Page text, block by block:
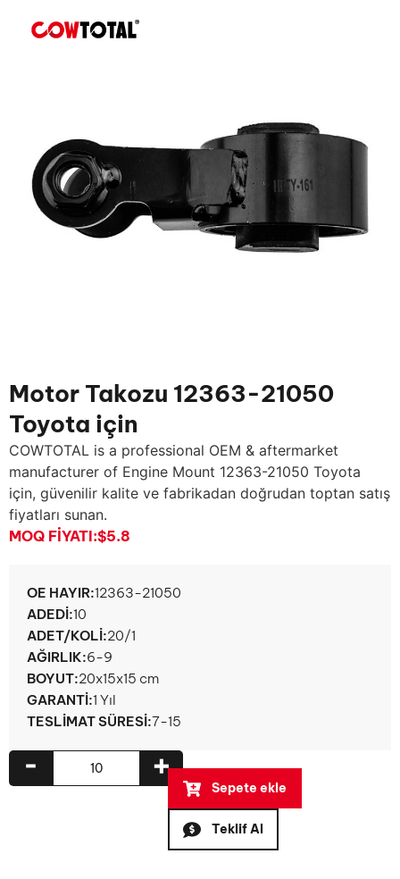
Motor Takozu 12363-21050
Toyota için
COWTOTAL is a professional OEM & aftermarket
manufacturer of Engine Mount 12363-21050 Toyota
için, güvenilir kalite ve fabrikadan doğrudan toptan satış
fiyatları sunan.
MOQ FIYATI:$5.8
OE HAYIR:12363-21050
ADEDI:10
ADET/KOLI:20/1
AĞIRLIK:6-9
BOYUT:20x15x15 cm
GARANTI:1 Yıl
TESLIMAT SÜRESI:7-15
+
-
Sepete ekle
Teklif Al